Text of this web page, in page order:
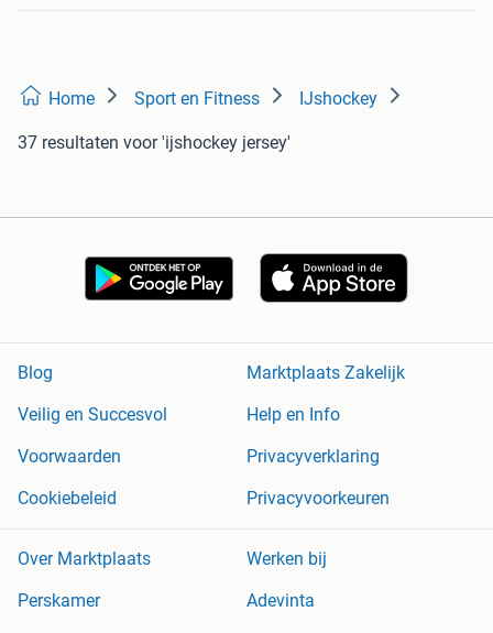
Home Sport en Fitness IJshockey
37 resultaten voor 'ijshockey jersey'
Blog
Marktplaats Zakelijk
Veilig en Succesvol
Help en Info
Voorwaarden
Privacyverklaring
Cookiebeleid
Privacyvoorkeuren
Over Marktplaats
Werken bij
Perskamer
Adevinta